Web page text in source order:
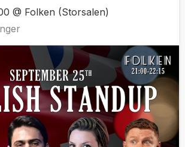
@ Folken (Storsalen)